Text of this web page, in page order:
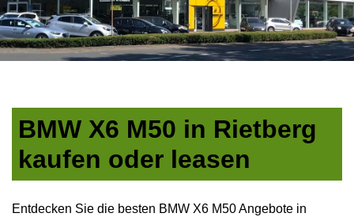
BMW X6 M50 in Rietberg
kaufen oder leasen
Entdecken Sie die besten BMW X6 M50 Angebote in